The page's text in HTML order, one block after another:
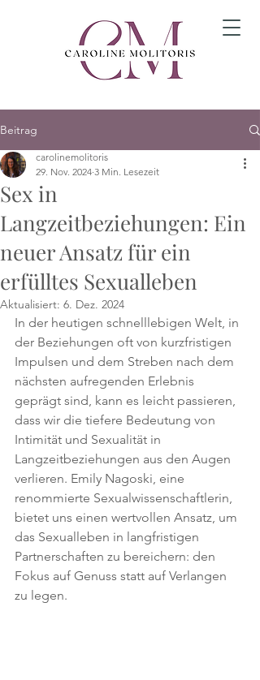
Beitrag
Sex in
Langzeitbeziehungen: Ein
neuer Ansatz für ein
erfülltes Sexualleben
carolinemolitoris
29. Nov. 2024 3 Min. Lesezeit
Aktualisiert: 6. Dez. 2024
In der heutigen schnelllebigen Welt, in
der Beziehungen oft von kurzfristigen
Impulsen und dem Streben nach dem
nächsten aufregenden Erlebnis
geprägt sind, kann es leicht passieren,
dass wir die tiefere Bedeutung von
Intimität und Sexualität in
Langzeitbeziehungen aus den Augen
verlieren. Emily Nagoski, eine
renommierte Sexualwissenschaftlerin,
bietet uns einen wertvollen Ansatz, um
das Sexualleben in langfristigen
Partnerschaften zu bereichern: den
Fokus auf Genuss statt auf Verlangen
zu legen.